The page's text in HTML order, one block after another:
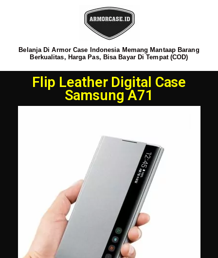
Belanja Di Armor Case Indonesia Memang Mantaap Barang
Berkualitas, Harga Pas, Bisa Bayar Di Tempat (COD)
Flip Leather Digital Case
Samsung A71